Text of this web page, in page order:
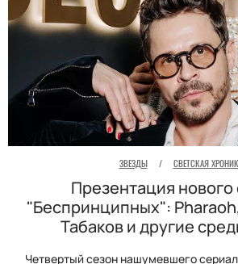
ЗВЕЗДЫ / СВЕТСКАЯ
Презентация нового
"Беспринципных":
Табаков и другие
Четвертый сезон нашумевшего